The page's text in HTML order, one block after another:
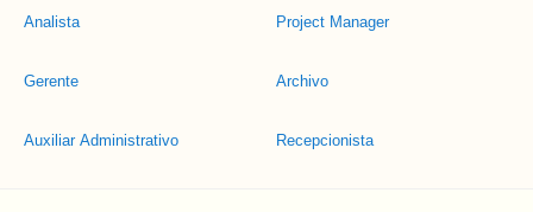
Analista
Gerente
Auxiliar Administrativo
Project Manager
Archivo
Recepcionista